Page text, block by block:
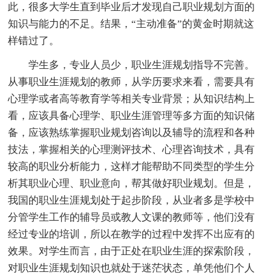
此，很多大学生直到毕业后才发现自己职业规划方面的
知识与能力的不足。结果，“主动准备”的黄金时期就这
样错过了。
学生多，专业人员少，职业生涯规划指导不完善。
从事职业生涯规划的教师，从学历要求来看，需要具有
心理学或者高等教育学等相关专业背景；从知识结构上
看，应该具备心理学、职业生涯管理等多方面的知识储
备，应该熟练掌握职业规划咨询以及辅导的流程和各种
技法，掌握相关的心理测评技术、心理咨询技术，具有
较高的职业分析能力，这样才能帮助不同类型的学生分
析其职业心理、职业意向，帮其做好职业规划。但是，
我国的职业生涯规划处于起步阶段，从业者多是学校中
分管学生工作的辅导员或教人文课的教师等，他们没有
经过专业的培训，所以在教学的过程中发挥不出应有的
效果。对学生而言，由于正处在职业生涯的探索阶段，
对职业生涯规划知识也就处于迷茫状态，单凭他们个人